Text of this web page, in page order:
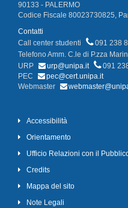
90133 - PALERMO
Codice Fiscale 80023730825,
Contatti
Call center studenti
091 238
Telefono Amm. C.le di P.zza
URP
urp@unipa.it
091
PEC
pec@cert.unipa.it
Webmaster
Accessibilità
Orientamento
Ufficio Relazioni con il
Credits
Mappa del sito
Note Legali